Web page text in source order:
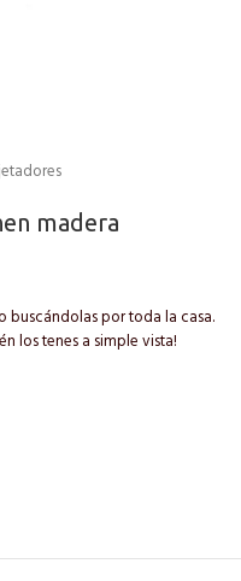
madera
buscándolas por toda la casa.
los tenes a simple vista!